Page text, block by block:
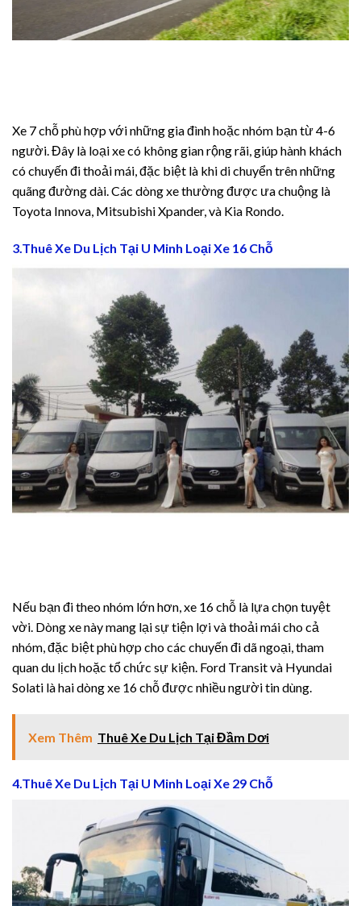
giriş
giriş
Xe 7 chỗ phù hợp với những gia đình hoặc nhóm bạn từ 4-6
người. Đây là loại xe có không gian rộng rãi, giúp hành khách
có chuyến đi thoải mái, đặc biệt là khi di chuyển trên những
quãng đường dài. Các dòng xe thường được ưa chuộng là
Toyota Innova, Mitsubishi Xpander, và Kia Rondo.
3.Thuê Xe Du Lịch Tại U Minh Loại Xe 16 Chỗ
Nếu bạn đi theo nhóm lớn hơn, xe 16 chỗ là lựa chọn tuyệt
vời. Dòng xe này mang lại sự tiện lợi và thoải mái cho cả
nhóm, đặc biệt phù hợp cho các chuyến đi dã ngoại, tham
quan du lịch hoặc tổ chức sự kiện. Ford Transit và Hyundai
Solati là hai dòng xe 16 chỗ được nhiều người tin dùng.
Xem Thêm Thuê Xe Du Lịch Tại Đầm Dơi
4.Thuê Xe Du Lịch Tại U Minh Loại Xe 29 Chỗ